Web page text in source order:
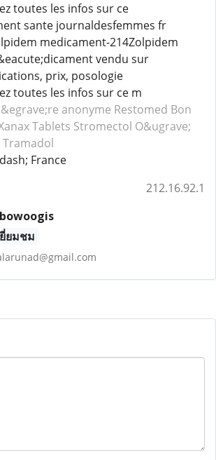
toutes les infos sur ce
sante journaldesfemmes fr
medicament-214Zolpidem
vendu sur
prix, posologie
toutes les infos sur ce m
anonyme Restomed Bon
Tablets Stromectol O&ugrave;
Tramadol
France
212.16.92.1
ยี่ยมชม